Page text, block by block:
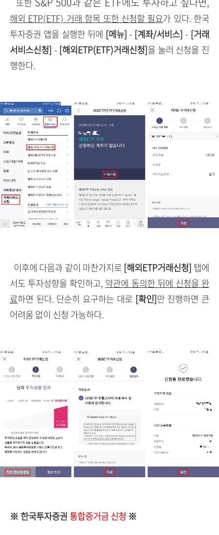
또한
해외 ETP(ETF) 거래 항목 또한 신청할 필요가 있다. 한국
투자증권 앱을 실행한 뒤에 [메뉴] - [계좌/서비스] - [거래
서비스신청] - [해외ETP(ETF)거래신청]을 눌러 신청을 진
행한다.
이후에 다음과 같이 마찬가지로 [해외ETP거래신청] 탭에
서도 투자성향을 확인하고, 약관에 동의한 뒤에 신청을 완
료하면 된다. 단순히 요구하는 대로 [확인]만 진행하면 큰
어려움 없이 신청 가능하다.
※ 한국투자증권 통합증거금 신청 ※